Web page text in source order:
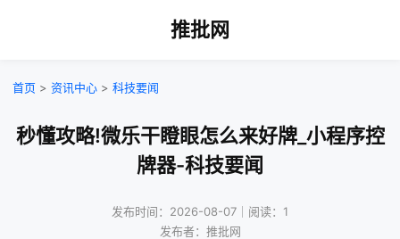
推批网
首页 > 资讯中心 > 科技要闻
秒懂攻略!微乐干瞪眼怎么来好牌_小程序控
牌器-科技要闻
发布时间：2026-08-07｜阅读：1
发布者：推批网